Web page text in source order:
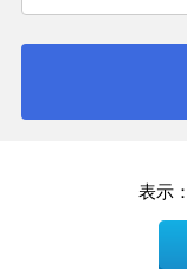
表示：